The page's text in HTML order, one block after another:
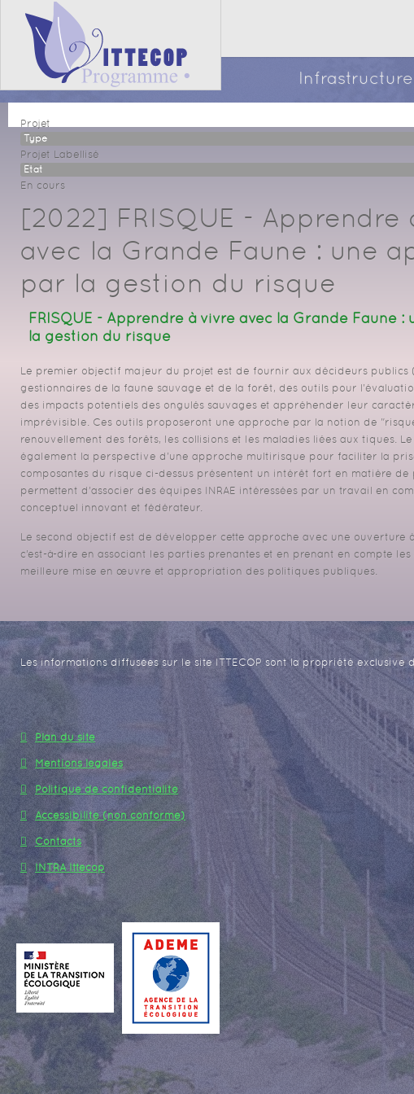
Projet
Type
Projet Labellisé
Etat
En cours
[2022] FRISQUE - Apprendre
avec la Grande Faune : une
par la gestion du risque
FRISQUE - Apprendre à vivre avec la Grande Faune
la gestion du risque
Le premier objectif majeur du projet est de fournir aux décideurs publics
gestionnaires de la faune sauvage et de la forêt, des outils pour
des impacts potentiels des ongulés sauvages et appréhender leur
imprévisible. Ces outils proposeront une approche par la notion de
renouvellement des forêts, les collisions et les maladies liées aux tiques.
également la perspective d'une approche multirisque pour faciliter la
composantes du risque ci-dessus présentent un intérêt fort en matière
permettent d’associer des équipes INRAE intéressées par un travail en
conceptuel innovant et fédérateur.
Le second objectif est de développer cette approche avec une ouverture à
c’est-à-dire en associant les parties prenantes et en prenant en compte
meilleure mise en œuvre et appropriation des politiques publiques.
Les informations diffusées sur le site ITTECOP sont la propriété
Plan du site
Mentions légales
Politique de confidentialité
Accessibilité (non conforme)
Contacts
INTRA Ittecop